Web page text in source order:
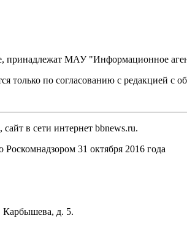
принадлежат МАУ "Информационное
только по согласованию с редакцией с
в сети интернет bbnews.ru.
31 октября 2016 года
Карбышева, д. 5.